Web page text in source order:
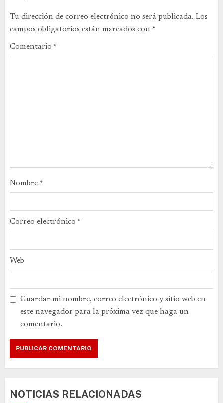
Tu dirección de correo electrónico no será publicada. Los
campos obligatorios están marcados con *
Comentario *
Nombre *
Correo electrónico *
Web
Guardar mi nombre, correo electrónico y sitio web en
este navegador para la próxima vez que haga un
comentario.
NOTICIAS RELACIONADAS